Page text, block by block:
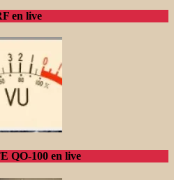
en live
QO-100 en live